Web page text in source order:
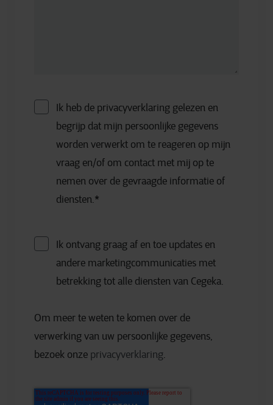
Ik heb de privacyverklaring gelezen en
begrijp dat mijn persoonlijke gegevens
worden verwerkt om te reageren op mijn
vraag en/of om contact met mij op te
nemen over de gevraagde informatie of
diensten.*
Ik ontvang graag af en toe updates en
andere marketingcommunicaties met
betrekking tot alle diensten van Cegeka.
Om meer te weten te komen over de
verwerking van uw persoonlijke gegevens,
bezoek onze privacyverklaring.